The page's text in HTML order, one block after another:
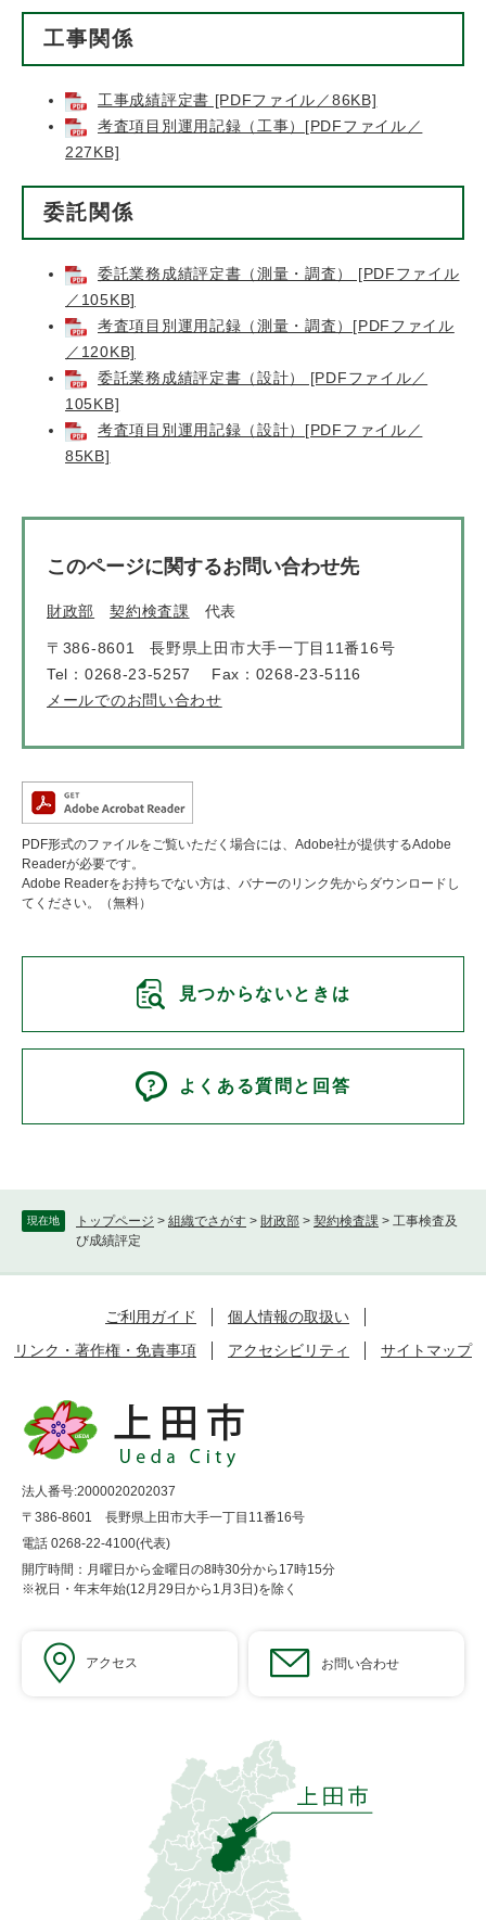
現在地 トップページ > 組織でさがす > 財政部 > 契約検査課 > 工事検査及
び成績評定
工事関係
工事成績評定書 [PDFファイル／86KB]
考査項目別運用記録（工事）[PDFファイル／
227KB]
委託関係
委託業務成績評定書（測量・調査） [PDFファイル
／105KB]
考査項目別運用記録（測量・調査）[PDFファイル
／120KB]
委託業務成績評定書（設計） [PDFファイル／
105KB]
考査項目別運用記録（設計）[PDFファイル／
85KB]
このページに関するお問い合わせ先
財政部 契約検査課 代表
〒386-8601
長野県上田市大手一丁目11番16号
Tel：0268-23-5257
Fax：0268-23-5116
メールでのお問い合わせ
PDF形式のファイルをご覧いただく場合には、Adobe社が提供するAdobe
Readerが必要です。
Adobe Readerをお持ちでない方は、バナーのリンク先からダウンロードし
てください。（無料）
見つからないときは
よくある質問と回答
ご利用ガイド
個人情報の取扱い
リンク・著作権・免責事項
アクセシビリティ サイトマップ
法人番号:2000020202037
〒386-8601 長野県上田市大手一丁目11番16号
電話 0268-22-4100(代表)
開庁時間：月曜日から金曜日の8時30分から17時15分
※祝日・年末年始(12月29日から1月3日)を除く
アクセス お問い合わせ